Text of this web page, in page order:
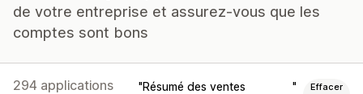
de votre entreprise et assurez-vous que les
comptes sont bons
294 applications
Résumé des ventes
Effacer